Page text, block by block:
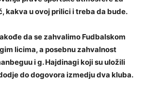
kakva u ovoj prilici i treba da bude.
da se zahvalimo Fudbalskom
licima, a posebnu zahvalnost
i g. Hajdinagi koji su uložili
do dogovora izmedju dva kluba.